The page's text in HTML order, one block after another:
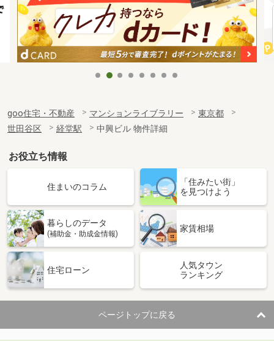
goo住宅・不動産 マンションライブラリー
東京都
世田谷区
経堂駅 中興ビル 物件詳細
お役立ち情報
住まいのコラム
「住みたい街」
を見つけよう
暮らしのデータ
(補助金・助成金情報)
家賃相場
住宅ローン
人気タウン
ランキング
ページトップに戻る